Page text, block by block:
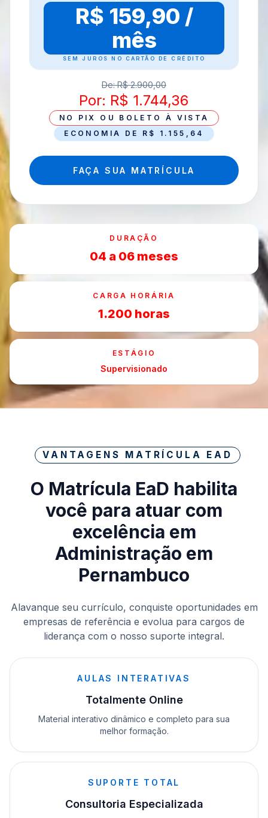
R$ 159,90 /
mês
SEM JUROS NO CARTÃO DE CRÉDITO
De: R$ 2.900,00
Por: R$ 1.744,36
NO PIX OU BOLETO À VISTA
ECONOMIA DE R$ 1.155,64
FAÇA SUA MATRÍCULA
DURAÇÃO
04 a 06 meses
CARGA HORÁRIA
1.200 horas
ESTÁGIO
Supervisionado
VANTAGENS MATRÍCULA EAD
O Matrícula EaD habilita
você para atuar com
excelência em
Administração em
Pernambuco
Alavanque seu currículo, conquiste oportunidades em
empresas de referência e evolua para cargos de
liderança com o nosso suporte integral.
AULAS INTERATIVAS
Totalmente Online
Material interativo dinâmico e completo para sua
melhor formação.
SUPORTE TOTAL
Consultoria Especializada